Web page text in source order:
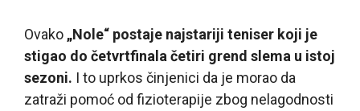
Ovako „Nole“ postaje najstariji teniser koji je
stigao do četvrtfinala četiri grend slema u istoj
sezoni. I to uprkos činjenici da je morao da
zatraži pomoć od fizioterapije zbog nelagodnosti